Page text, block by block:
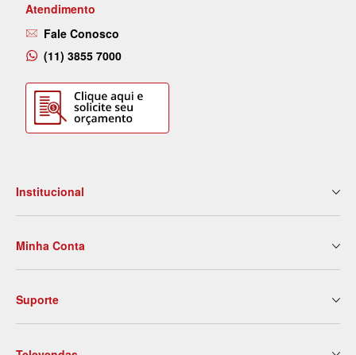
Atendimento
Fale Conosco
(11) 3855 7000
Institucional
Nossas Lojas
Serviços
Blog
Contato
Minha Conta
2ª Via de Boleto
Meus Pedidos
Suporte